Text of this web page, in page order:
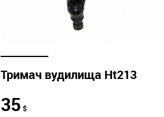
Тримач вудилища Ht213
35 $